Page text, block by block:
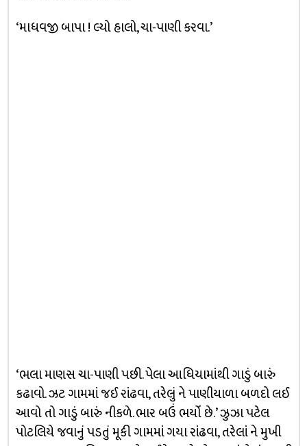
‘માધવજી બાપા ! લ્યો હાલો, ચા-પાણી કરવા.’
‘ભલા માણસ ચા-પાણી પછી. પેલા આધિયામાંથી ગાડું બારું
કઢાવો. ઝટ ગામમાં જઈ રાંઢવા, તરેલું ને પાણીયાળા બળદો લઈ
આવો તો ગાડું બારું નીકળે. ભાર બઉં ભર્યો છે.’ ઝુઝા પટેલ
પોટલિયે જવાનું પડતું મૂકી ગામમાં ગયા રાંઢવા, તરેલાં ને મુખી